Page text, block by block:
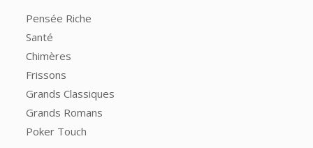
Pensée Riche
Santé
Chimères
Frissons
Grands Classiques
Grands Romans
Poker Touch